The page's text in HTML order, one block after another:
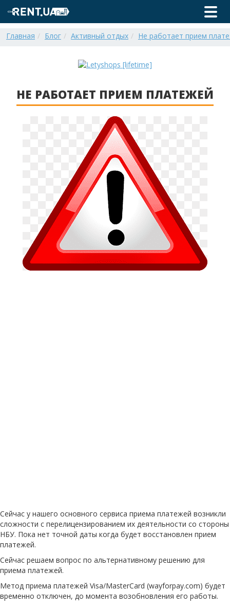
Главная Блог Активный отдых Не работает прием
НЕ РАБОТАЕТ ПРИЕМ ПЛАТЕЖЕЙ
Сейчас у нашего основного сервиса приема платежей возникли
сложности с перелицензированием их деятельности со стороны
НБУ. Пока нет точной даты когда будет восстановлен прием
платежей.
Сейчас решаем вопрос по альтернативному решению для
приема платежей.
Метод приема платежей Visa/MasterCard (wayforpay.com) будет
временно отключен, до момента возобновления его работы.